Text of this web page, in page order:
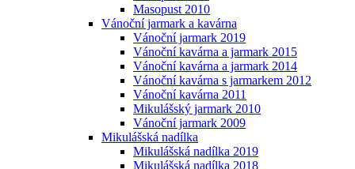
Masopust 2010
Vánoční jarmark a kavárna
Vánoční jarmark 2019
Vánoční kavárna a jarmark 2015
Vánoční kavárna a jarmark 2014
Vánoční kavárna s jarmarkem 2012
Vánoční kavárna 2011
Mikulášský jarmark 2010
Vánoční jarmark 2009
Mikulášská nadílka
Mikulášská nadílka 2019
Mikulášská nadílka 2018